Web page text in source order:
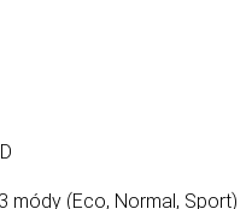
módy (Eco, Normal, Sport)